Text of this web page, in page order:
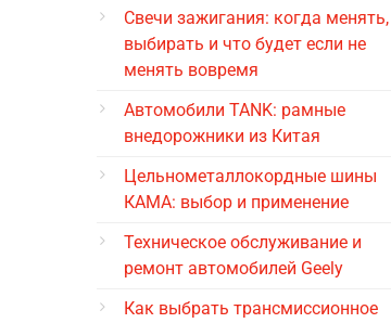
Свечи зажигания: когда
выбирать и что будет если не
менять вовремя
Автомобили TANK: рамные
внедорожники из Китая
Цельнометаллокордные шины
КАМА: выбор и применение
Техническое обслуживание и
ремонт автомобилей Geely
Как выбрать трансмиссионное